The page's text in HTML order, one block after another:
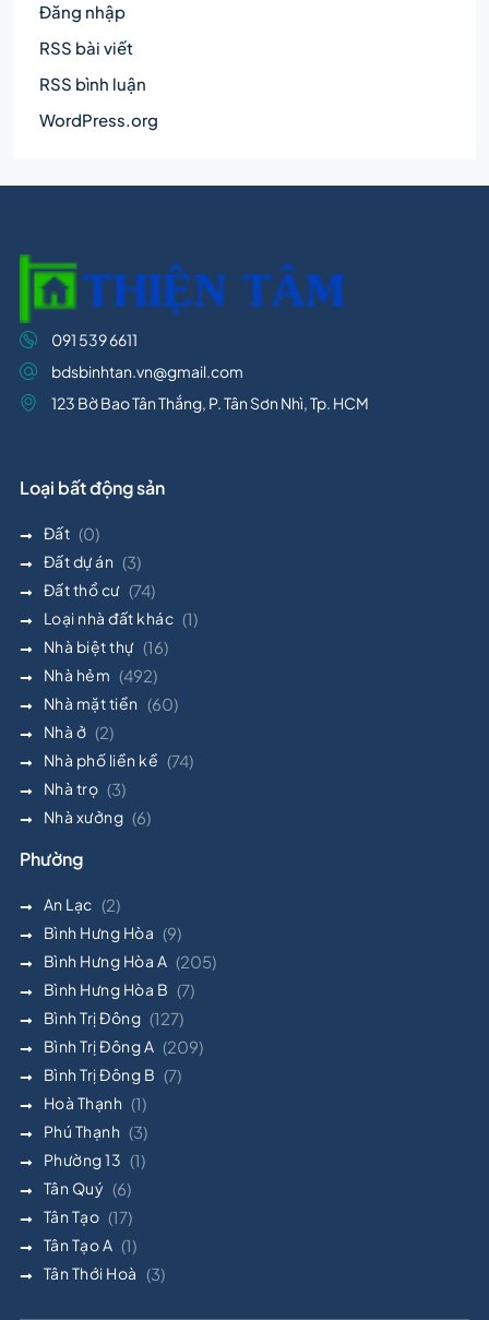
Đăng nhập
RSS bài viết
RSS bình luận
WordPress.org
091 539 6611
bdsbinhtan.vn@gmail.com
123 Bờ Bao Tân Thắng, P. Tân Sơn Nhì, Tp. HCM
Loại bất động sản
Đất (0)
Đất dự án (3)
Đất thổ cư (74)
Loại nhà đất khác (1)
Nhà biệt thự (16)
Nhà hẻm (492)
Nhà mặt tiền (60)
Nhà ở (2)
Nhà phố liền kề (74)
Nhà trọ (3)
Nhà xưởng (6)
Phường
An Lạc (2)
Bình Hưng Hòa (9)
Bình Hưng Hòa A (205)
Bình Hưng Hòa B (7)
Bình Trị Đông (127)
Bình Trị Đông A (209)
Bình Trị Đông B (7)
Hoà Thạnh (1)
Phú Thạnh (3)
Phường 13 (1)
Tân Quý (6)
Tân Tạo (17)
Tân Tạo A (1)
Tân Thới Hoà (3)